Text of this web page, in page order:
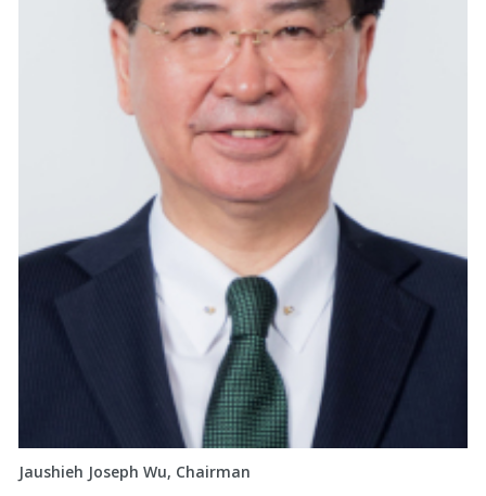
Jaushieh Joseph Wu, Chairman